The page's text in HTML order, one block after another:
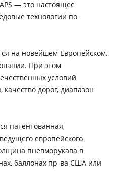
— это настоящее
технологии по
на новейшем Европейском,
При этом
условий
дорог, диапазон
патентованная,
европейского
пневморукава в
баллонах пр-ва США или